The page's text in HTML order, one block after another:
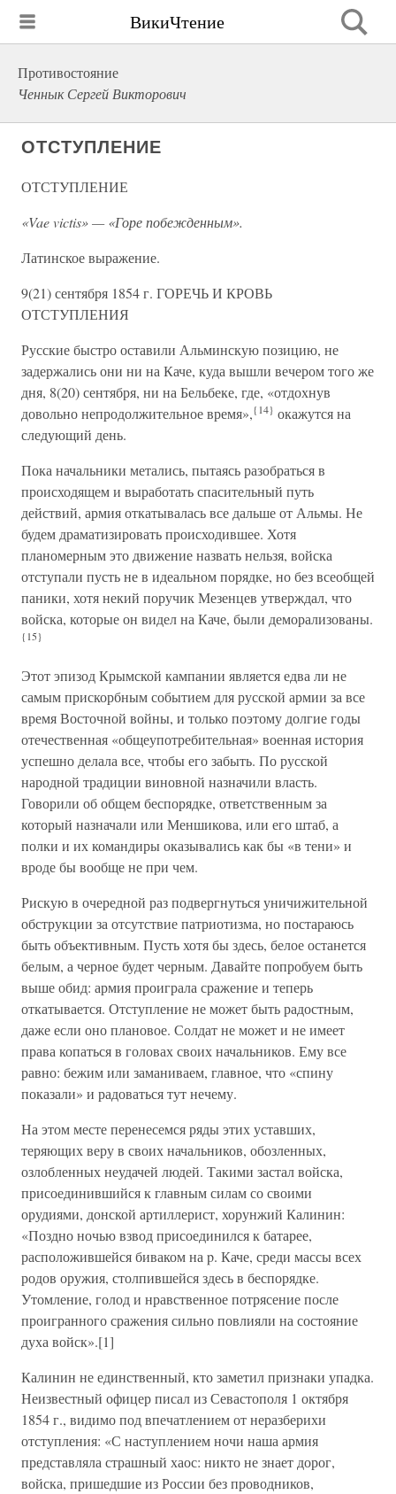
ВикиЧтение
Противостояние
Ченнык Сергей Викторович
ОТСТУПЛЕНИЕ
ОТСТУПЛЕНИЕ
«Vae victis» — «Горе побежденным».
Латинское выражение.
9(21) сентября 1854 г. ГОРЕЧЬ И КРОВЬ
ОТСТУПЛЕНИЯ
Русские быстро оставили Альминскую позицию, не
задержались они ни на Каче, куда вышли вечером того же
дня, 8(20) сентября, ни на Бельбеке, где, «отдохнув
довольно непродолжительное время»,{14} окажутся на
следующий день.
Пока начальники метались, пытаясь разобраться в
происходящем и выработать спасительный путь
действий, армия откатывалась все дальше от Альмы. Не
будем драматизировать происходившее. Хотя
планомерным это движение назвать нельзя, войска
отступали пусть не в идеальном порядке, но без всеобщей
паники, хотя некий поручик Мезенцев утверждал, что
войска, которые он видел на Каче, были деморализованы.
{15}
Этот эпизод Крымской кампании является едва ли не
самым прискорбным событием для русской армии за все
время Восточной войны, и только поэтому долгие годы
отечественная «общеупотребительная» военная история
успешно делала все, чтобы его забыть. По русской
народной традиции виновной назначили власть.
Говорили об общем беспорядке, ответственным за
который назначали или Меншикова, или его штаб, а
полки и их командиры оказывались как бы «в тени» и
вроде бы вообще не при чем.
Рискую в очередной раз подвергнуться уничижительной
обструкции за отсутствие патриотизма, но постараюсь
быть объективным. Пусть хотя бы здесь, белое останется
белым, а черное будет черным. Давайте попробуем быть
выше обид: армия проиграла сражение и теперь
откатывается. Отступление не может быть радостным,
даже если оно плановое. Солдат не может и не имеет
права копаться в головах своих начальников. Ему все
равно: бежим или заманиваем, главное, что «спину
показали» и радоваться тут нечему.
На этом месте перенесемся ряды этих уставших,
теряющих веру в своих начальников, обозленных,
озлобленных неудачей людей. Такими застал войска,
присоединившийся к главным силам со своими
орудиями, донской артиллерист, хорунжий Калинин:
«Поздно ночью взвод присоединился к батарее,
расположившейся биваком на p. Каче, среди массы всех
родов оружия, столпившейся здесь в беспорядке.
Утомление, голод и нравственное потрясение после
проигранного сражения сильно повлияли на состояние
духа войск».[1]
Калинин не единственный, кто заметил признаки упадка.
Неизвестный офицер писал из Севастополя 1 октября
1854 г., видимо под впечатлением от неразберихи
отступления: «С наступлением ночи наша армия
представляла страшный хаос: никто не знает дорог,
войска, пришедшие из России без проводников,